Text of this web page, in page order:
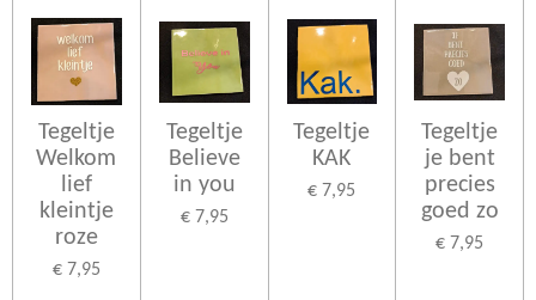
Tegeltje
Welkom
lief
kleintje
roze
€ 7,95
Tegeltje
Believe
in you
€ 7,95
Tegeltje
KAK
€ 7,95
Tegeltje
je bent
precies
goed zo
€ 7,95